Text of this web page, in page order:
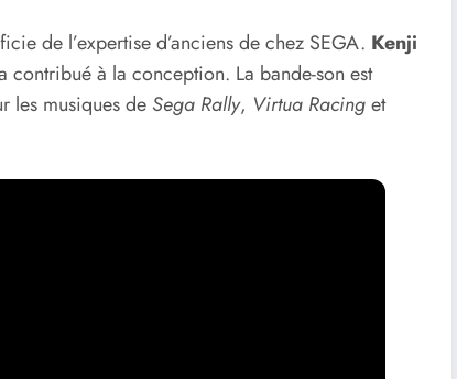
de l’expertise d’anciens de chez SEGA. Kenji
contribué à la conception. La bande-son est
les musiques de Sega Rally, Virtua Racinget